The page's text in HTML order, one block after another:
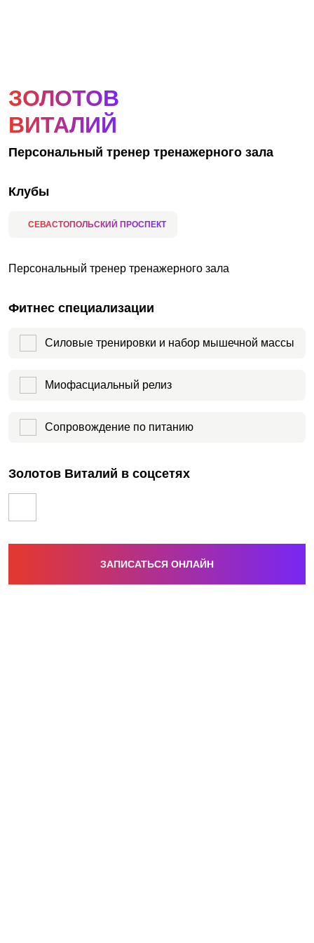
ЗОЛОТОВ
ВИТАЛИЙ
Персональный тренер тренажерного зала
Клубы
СЕВАСТОПОЛЬСКИЙ ПРОСПЕКТ
Персональный тренер тренажерного зала
Фитнес специализации
Силовые тренировки и набор мышечной массы
Миофасциальный релиз
Сопровождение по питанию
Золотов Виталий в соцсетях
ЗАПИСАТЬСЯ ОНЛАЙН